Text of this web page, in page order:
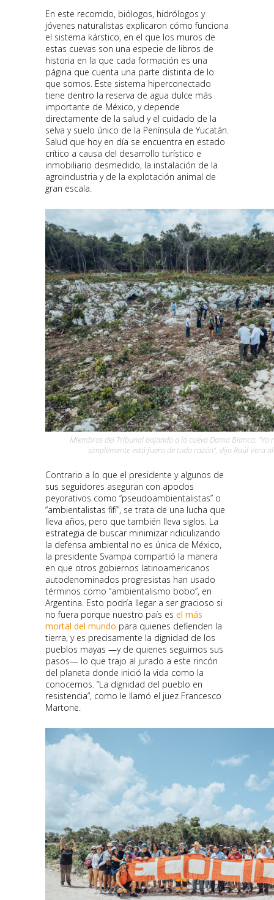
En este recorrido, biólogos, hidrólogos y
jóvenes naturalistas explicaron cómo funciona
el sistema kárstico, en el que los muros de
estas cuevas son una especie de libros de
historia en la que cada formación es una
página que cuenta una parte distinta de lo
que somos. Este sistema hiperconectado
tiene dentro la reserva de agua dulce más
importante de México, y depende
directamente de la salud y el cuidado de la
selva y suelo único de la Península de Yucatán.
Salud que hoy en día se encuentra en estado
crítico a causa del desarrollo turístico e
inmobiliario desmedido, la instalación de la
agroindustria y de la explotación animal de
gran escala.
Miembros del Tribunal bajando a la cueva Dama Blanca.
simplemente está fuera de toda razón”, dijo Raúl Vera
Contrario a lo que el presidente y algunos de
sus seguidores aseguran con apodos
peyorativos como “pseudoambientalistas” o
“ambientalistas fifí”, se trata de una lucha que
lleva años, pero que también lleva siglos. La
estrategia de buscar minimizar ridiculizando
la defensa ambiental no es única de México,
la presidente Svampa compartió la manera
en que otros gobiernos latinoamericanos
autodenominados progresistas han usado
términos como “ambientalismo bobo”, en
Argentina. Esto podría llegar a ser gracioso si
no fuera porque nuestro país es el más
mortal del mundo para quienes defienden la
tierra, y es precisamente la dignidad de los
pueblos mayas —y de quienes seguimos sus
pasos— lo que trajo al jurado a este rincón
del planeta donde inició la vida como la
conocemos. “La dignidad del pueblo en
resistencia”, como le llamó el juez Francesco
Martone.